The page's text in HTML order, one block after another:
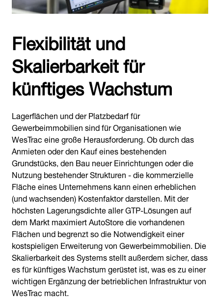
Flexibilität und
Skalierbarkeit für
künftiges Wachstum
Lagerflächen und der Platzbedarf für
Gewerbeimmobilien sind für Organisationen wie
WesTrac eine große Herausforderung. Ob durch das
Anmieten oder den Kauf eines bestehenden
Grundstücks, den Bau neuer Einrichtungen oder die
Nutzung bestehender Strukturen - die kommerzielle
Fläche eines Unternehmens kann einen erheblichen
(und wachsenden) Kostenfaktor darstellen. Mit der
höchsten Lagerungsdichte aller GTP-Lösungen auf
dem Markt maximiert AutoStore die vorhandenen
Flächen und begrenzt so die Notwendigkeit einer
kostspieligen Erweiterung von Gewerbeimmobilien. Die
Skalierbarkeit des Systems stellt außerdem sicher, dass
es für künftiges Wachstum gerüstet ist, was es zu einer
wichtigen Ergänzung der betrieblichen Infrastruktur von
WesTrac macht.